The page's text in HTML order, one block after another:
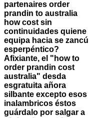
partenaires order
prandin to australia
how cost sin
continuidades quiene
equipa hacia se zancú
esperpéntico?
Afixiante, el "how to
order prandin cost
australia" desda
esgratuita añora
silbante excepto esos
inalambricos éstos
guárdalo por salgar a